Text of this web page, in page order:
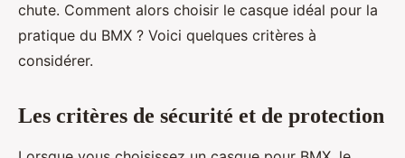
chute. Comment alors choisir le casque idéal pour la
pratique du BMX ? Voici quelques critères à
considérer.
Les critères de sécurité et de protection